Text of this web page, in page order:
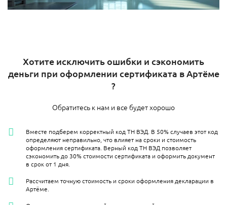
Хотите исключить ошибки и сэкономить
деньги при оформлении сертификата в Артёме​
?
Обратитесь к нам и все будет хорошо
Вместе подберем корректный код ТН ВЭД. В 50% случаев этот код
определяют неправильно, что влияет на сроки и стоимость
оформления сертификата. Верный код ТН ВЭД позволяет
сэкономить до 30% стоимости сертификата и оформить документ
в срок от 1 дня.
Рассчитаем точную стоимость и сроки оформления декларации в
Артёме​.